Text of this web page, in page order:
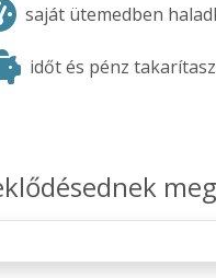
saját ütemedben
időt és pénz